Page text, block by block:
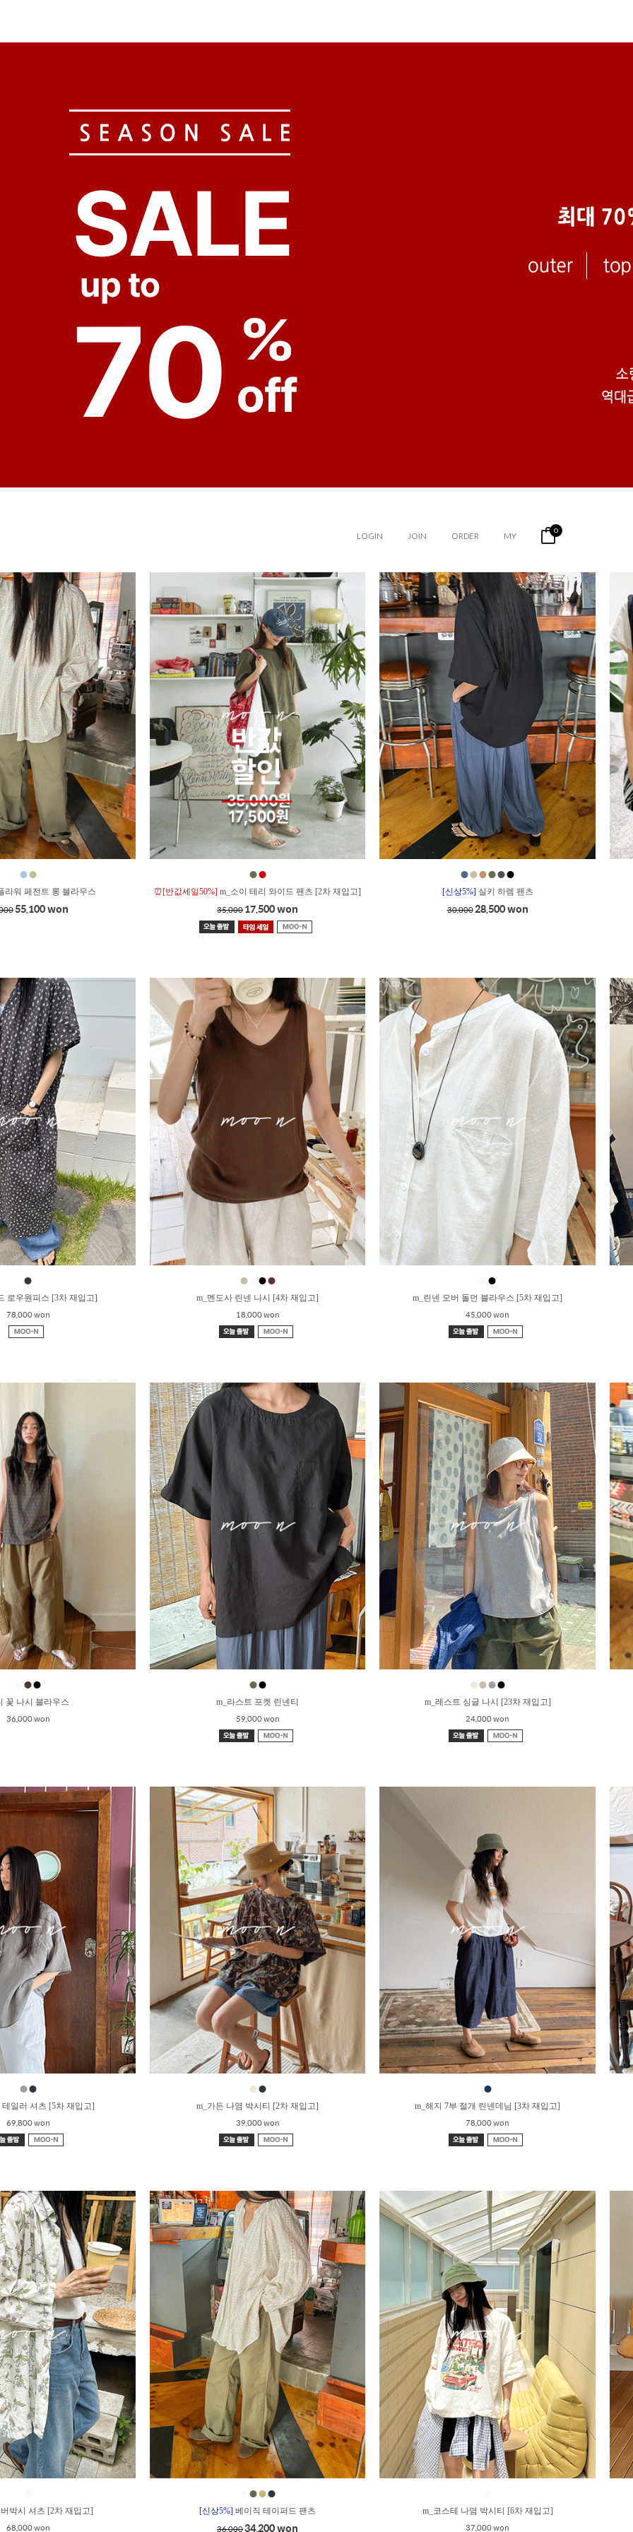
LOGIN JOIN ORDER MY 0
●●
라워 페전트 롱 블라우스
55,100 won
●●
⏰[반값세일50%]m_소이 테리 와이드 팬츠 [2차 재입고]
35,00017,500 won
●●●●●●
[신상5%] 실키 하렘 팬츠
30,00028,500 won
●
로우원피스 [3차 재입고]
78,000 won
● ●●
m_멘도사 린넨 나시 [4차 재입고]
18,000 won
●
m_린넨 오버 돌먼 블라우스 [5차 재입고]
45,000 won
●●
꽃 나시 블라우스
36,000 won
●●
m_라스트 포켓 린넨티
59,000 won
●●●●
m_레스트 싱글 나시 [23차 재입고]
24,000 won
●●
테일러 셔츠 [5차 재입고]
69,800 won
●●
m_가든 나염 박시티 [2차 재입고]
39,000 won
●
m_해지 7부 절개 린넨데님 [3차 재입고]
78,000 won
박시 셔츠 [2차 재입고]
68,000 won
●●●
[신상5%]베이직 테이퍼드 팬츠
36,00034,200 won
m_코스테 나염 박시티 [6차 재입고]
37,000 won